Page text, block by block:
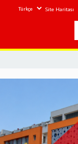
Site Haritası